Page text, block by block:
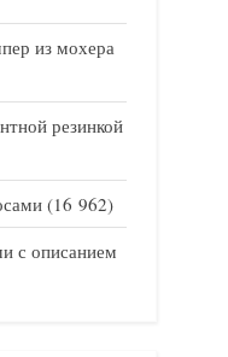
из мохера
резинкой
(16 962)
с описанием